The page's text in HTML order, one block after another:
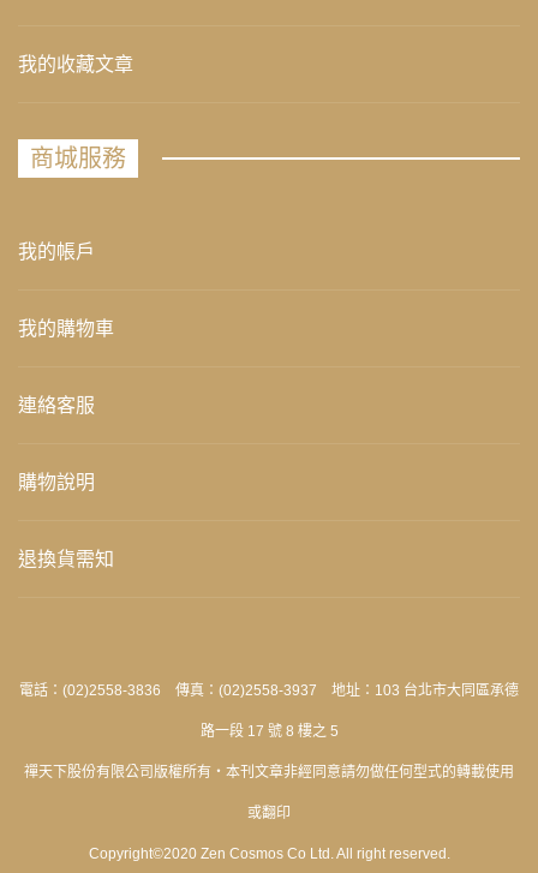
我的收藏文章
商城服務
我的帳戶
我的購物車
連絡客服
購物說明
退換貨需知
電話：(02)2558-3836 傳真：(02)2558-3937 地址：103 台北市大同區承德
路一段 17 號 8 樓之 5
禪天下股份有限公司版權所有‧本刊文章非經同意請勿做任何型式的轉載使用
或翻印
Copyright©2020 Zen Cosmos Co Ltd. All right reserved.